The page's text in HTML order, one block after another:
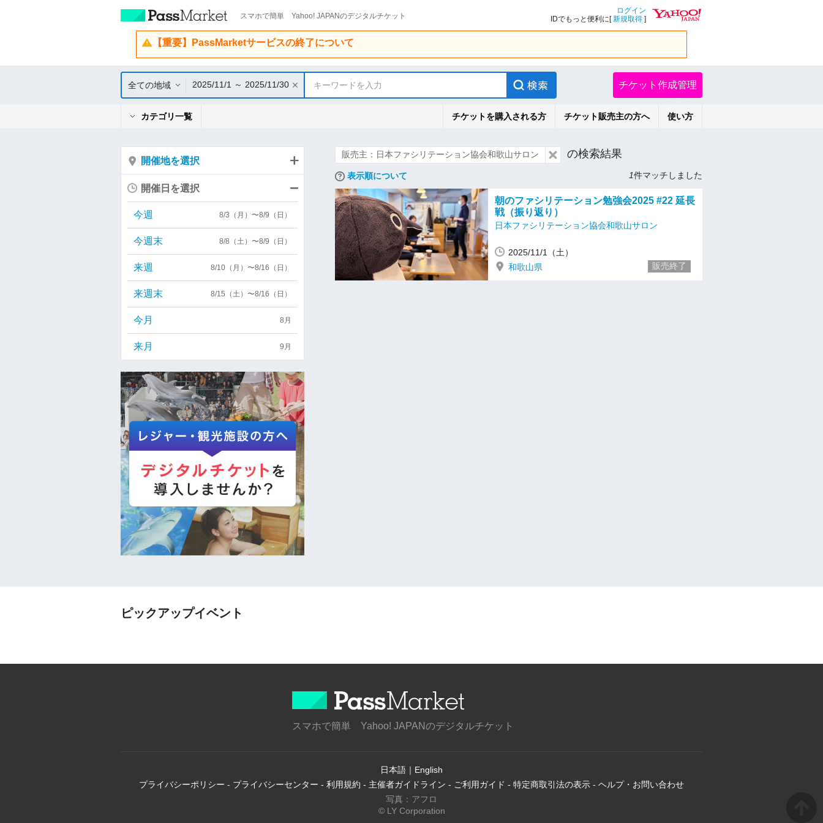
スマホで簡単 Yahoo! JAPANのデジタルチケット
ログイン
IDでもっと便利に[新規取得 ]
【重要】PassMarketサービスの終了について
全ての地域 2025/11/1 ～ 2025/11/30 キーワードを入力 チケット作成管理
カテゴリ一覧 チケットを購入される方 チケット販売主の方へ 使い方
販売主：日本ファシリテーション協会和歌山サロン の検索結果
表示順について 1件マッチしました
朝のファシリテーション勉強会2025 #22 延長
戦（振り返り）
日本ファシリテーション協会和歌山サロン
2025/11/1（土）
和歌山県
販売終了
開催地を選択
開催日を選択
今週 8/3（月）〜8/9（日）
今週末 8/8（土）〜8/9（日）
来週 8/10（月）〜8/16（日）
来週末 8/15（土）〜8/16（日）
今月 8月
来月 9月
ピックアップイベント
スマホで簡単 Yahoo! JAPANのデジタルチケット
日本語 ｜ English
プライバシーポリシー - プライバシーセンター - 利用規約 - 主催者ガイドライン - ご利用ガイド - 特定商取引法の表示 - ヘルプ・お問い合わせ
写真：アフロ
© LY Corporation